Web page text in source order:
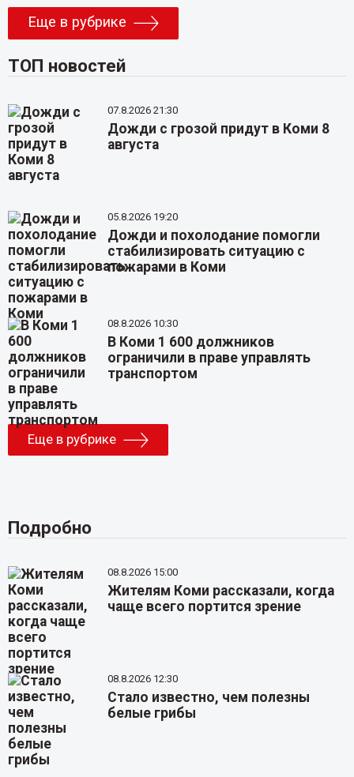
Еще в рубрике
ТОП новостей
07.8.2026 21:30
Дожди с грозой придут в Коми 8
августа
05.8.2026 19:20
Дожди и похолодание помогли
стабилизировать ситуацию с
пожарами в Коми
08.8.2026 10:30
В Коми 1 600 должников
ограничили в праве управлять
транспортом
Еще в рубрике
Подробно
08.8.2026 15:00
Жителям Коми рассказали, когда
чаще всего портится зрение
08.8.2026 12:30
Стало известно, чем полезны
белые грибы